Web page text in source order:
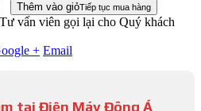
Thêm vào giỏTiếp tục mua hàng
vấn viên gọi lại cho Quý khách
+ Email
tại Điện Máy Đông Á